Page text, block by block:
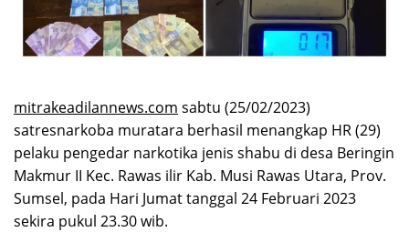
mitrakeadilannews.com sabtu (25/02/2023)
satresnarkoba muratara berhasil menangkap HR (29)
pelaku pengedar narkotika jenis shabu di desa Beringin
Makmur II Kec. Rawas ilir Kab. Musi Rawas Utara, Prov.
Sumsel, pada Hari Jumat tanggal 24 Februari 2023
sekira pukul 23.30 wib.